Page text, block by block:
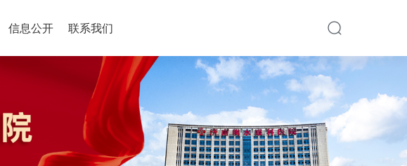
角膜屈光科 白内障科 眼底病科 斜视与小儿眼科
信息公开 联系我们